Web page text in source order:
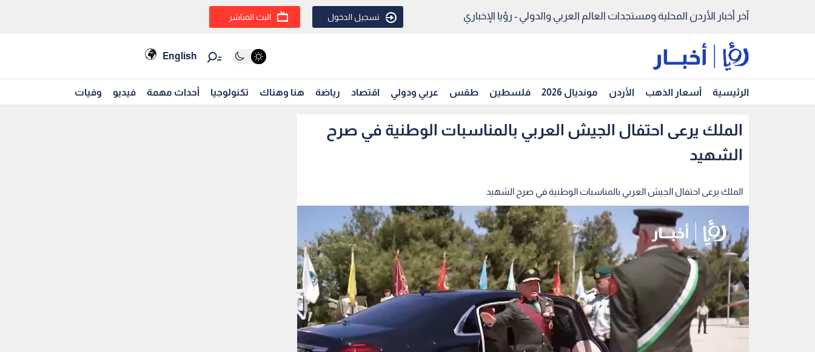
آخر أخبار الأردن المحلية ومستجدات العالم العربي والدولي - رؤيا الإخباري تسجيل الدخول البث المباشر
English
الرئيسية أسعار الذهب الأردن مونديال 2026 فلسطين طقس عربي ودولي اقتصاد رياضة هنا وهناك تكنولوجيا أحداث مهمة فيديو وفيات
الملك يرعى احتفال الجيش العربي بالمناسبات الوطنية في صرح
الشهيد
الملك يرعى احتفال الجيش العربي بالمناسبات الوطنية في صرح الشهيد